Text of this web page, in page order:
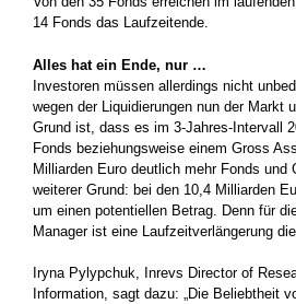
14 Fonds das Laufzeitende.
Alles hat ein Ende, nur …
Investoren müssen allerdings nicht
wegen der Liquidierungen nun der Markt
Grund ist, dass es im 3-Jahres-Intervall
Fonds beziehungsweise einem Gross
Milliarden Euro deutlich mehr Fonds und
weiterer Grund: bei den 10,4 Milliarden
um einen potentiellen Betrag. Denn für
Manager ist eine Laufzeitverlängerung
Iryna Pylypchuk, Inrevs Director of
Information, sagt dazu: „Die Beliebtheit